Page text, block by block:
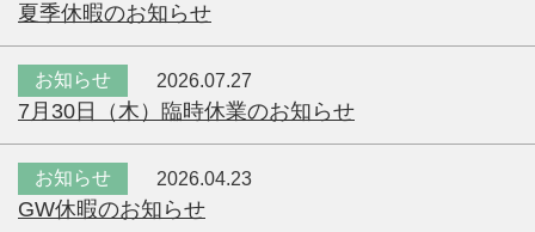
夏季休暇のお知らせ
お知らせ 2026.07.27
7月30日（木）臨時休業のお知らせ
お知らせ 2026.04.23
GW休暇のお知らせ